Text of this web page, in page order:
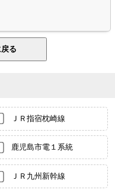
ＪＲ指宿枕崎線
鹿児島市電１系統
ＪＲ九州新幹線